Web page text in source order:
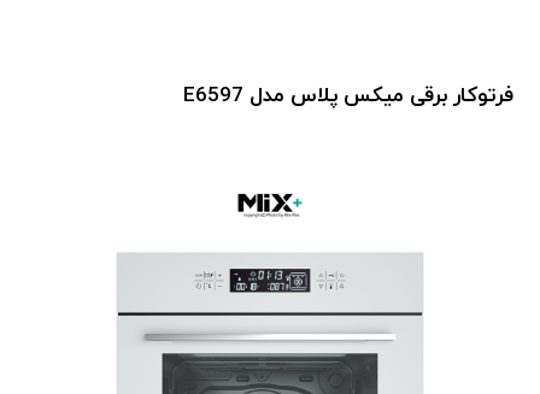
فرتوکار برقی میکس پلاس مدل E6597